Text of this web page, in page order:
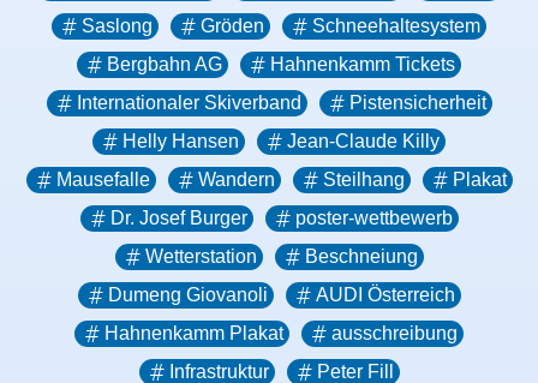
Saslong Gröden
Schneehaltesystem
Bergbahn AG
Hahnenkamm Tickets
Internationaler Skiverband
Pistensicherheit
Helly Hansen
Jean-Claude Killy
Mausefalle
Wandern Steilhang
Plakat
Dr. Josef Burger
poster-wettbewerb
Wetterstation
Beschneiung
Dumeng Giovanoli
AUDI Österreich
Hahnenkamm Plakat
ausschreibung
Infrastruktur
Peter Fill